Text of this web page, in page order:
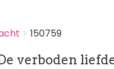
150759
verboden